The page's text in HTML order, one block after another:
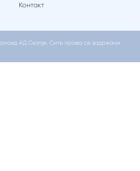
Контакт
АД Скопје. Сите права се задржани.